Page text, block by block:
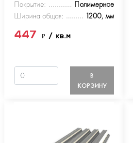
Покрытие:
Полимерное
Ширина общая:
1200, мм
447₽/ кв.м
В
КОРЗИНУ